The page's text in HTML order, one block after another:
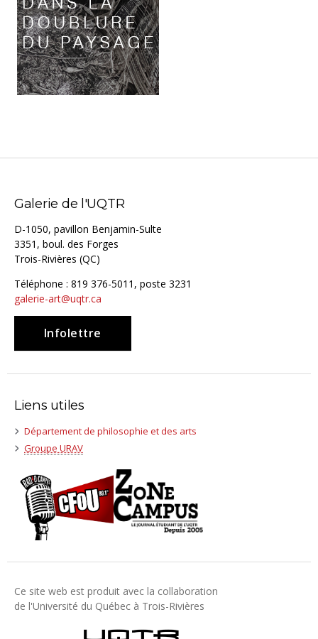
Galerie de l'UQTR
D-1050, pavillon Benjamin-Sulte
3351, boul. des Forges
Trois-Rivières (QC)
Téléphone : 819 376-5011, poste 3231
galerie-art@uqtr.ca
Infolettre
Liens utiles
Département de philosophie et des arts
Groupe URAV(nouvelle
fenêtre)
Ce site web est produit avec la collaboration
de l'Université du Québec à Trois-Rivières